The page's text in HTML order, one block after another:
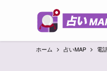
ホーム 占いMAP 電